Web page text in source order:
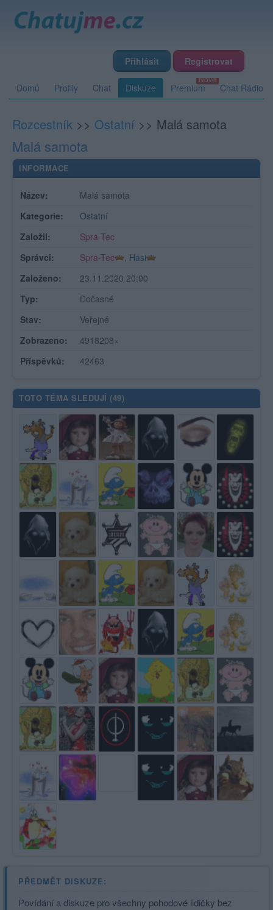
Přihlásit Registrovat
Domů Profily Chat Diskuze Premium Chat Rádio
Rozcestník >> Ostatní >> Malá samota
Malá samota
INFORMACE
Název:
Malá samota
Kategorie:
Ostatní
Založil:
Spra-Tec
Správci:
Spra-Tec , Hasi
Založeno:
23.11.2020 20:00
Typ:
Dočasné
Stav:
Veřejné
Zobrazeno:
4918208×
Příspěvků:
42463
TOTO TÉMA SLEDUJÍ (49)
PŘEDMĚT DISKUZE:
Povídání a diskuze pro všechny pohodové lidičky bez